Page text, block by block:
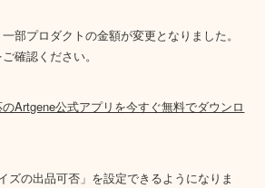
部プロダクトの金額が変更となりました。
確認ください。
Artgene公式アプリを今すぐ無料でダウンロ
ズの出品可否」を設定できるようになりま